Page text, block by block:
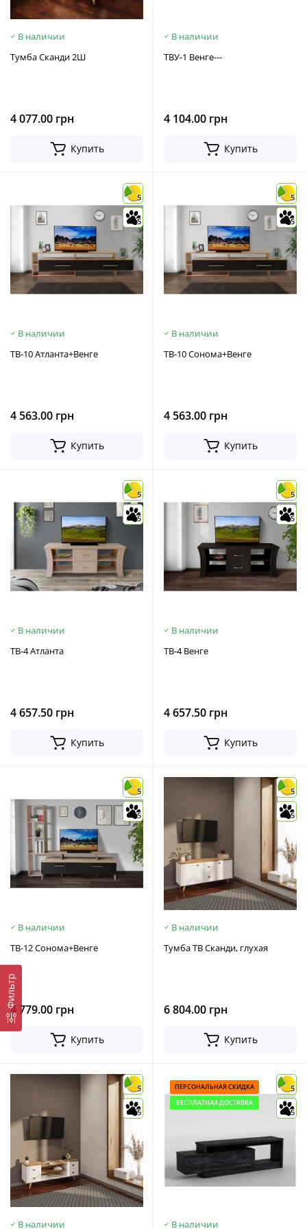
Фильтр
В наличии
Тумба Сканди 2Ш
4 077.00 грн
Купить
В наличии
ТВУ-1 Венге---
4 104.00 грн
Купить
5
5
В наличии
ТВ-10 Атланта+Венге
4 563.00 грн
Купить
5
5
В наличии
ТВ-10 Сонома+Венге
4 563.00 грн
Купить
5
5
В наличии
ТВ-4 Атланта
4 657.50 грн
Купить
5
5
В наличии
ТВ-4 Венге
4 657.50 грн
Купить
5
5
В наличии
ТВ-12 Сонома+Венге
4 779.00 грн
Купить
5
5
В наличии
Тумба ТВ Сканди, глухая
6 804.00 грн
Купить
5
5
В наличии
ПЕРСОНАЛЬНАЯ СКИДКА
БЕСПЛАТНАЯ ДОСТАВКА
5
5
В наличии